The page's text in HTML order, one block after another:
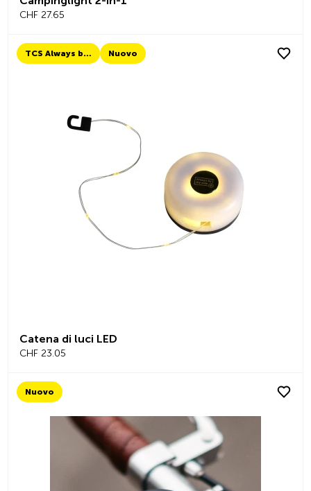
CHF 27.65
TCS Always by my side Nuovo
Catena di luci LED
CHF 23.05
Nuovo